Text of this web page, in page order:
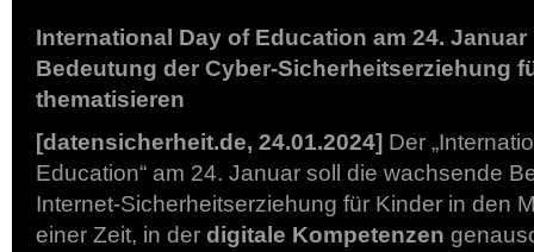
International Day of Education am 24.
Bedeutung der Cyber-Sicherheitserziehung
thematisieren
[datensicherheit.de, 24.01.2024] Der
Education“ am 24. Januar soll die wachsende
Internet-Sicherheitserziehung für Kinder in den
einer Zeit, in der digitale Kompetenzen